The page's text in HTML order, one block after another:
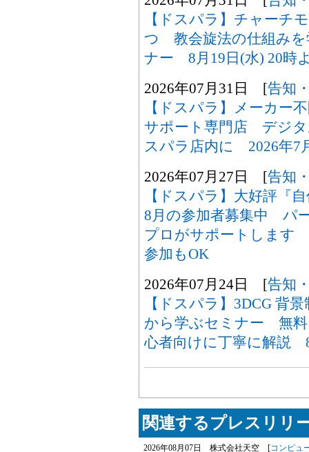
【ドスパラ】チャーチ
つ 教会旋法の仕組みを
ナー 8月19日(水) 20時
2026年07月31日 [告知
【ドスパラ】メーカー
サポート専門店 デジ
スパラ店内に 2026年7
2026年07月27日 [告知
【ドスパラ】大好評『
8月の参加者募集中 パ
プロがサポートします
参加もOK
2026年07月24日 [告知
【ドスパラ】3DCG 背
から学ぶセミナー 無料
心者向けに丁寧に解説
関連するプレスリリ
2026年08月07日 株式会社天空 [コンピュ